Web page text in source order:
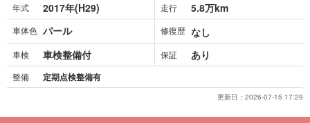
年式 2017年(H29) 走行 5.8万km
車体色 パール 修復歴 なし
車検 車検整備付 保証 あり
整備 定期点検整備有
更新日： 2026-07-15 17:29